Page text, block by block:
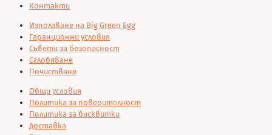
Контакти
Използване на Big Green Egg
Гаранционни условия
Съвети за безопасност
Сглобяване
Почистване
Общи условия
Политика за поверителност
Политика за бисквитки
Доставка